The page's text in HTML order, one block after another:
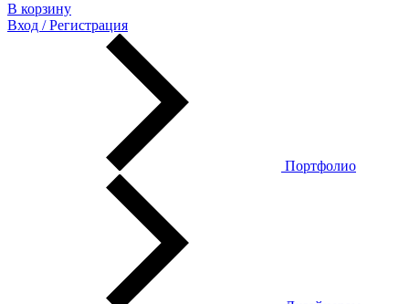
В корзину
Вход / Регистрация
Портфолио